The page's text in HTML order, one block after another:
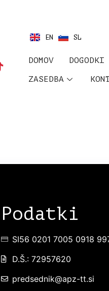
EN SL
DOMOV DOGODKI
ZASEDBA
Podatki
SI56 0201 7005 0918
D.Š.: 72957620
predsednik@apz-tt.si